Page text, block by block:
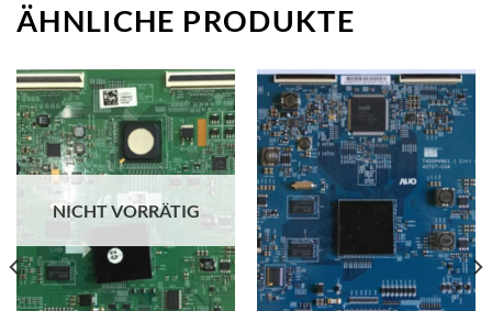
ÄHNLICHE PRODUKTE
NICHT VORRÄTIG